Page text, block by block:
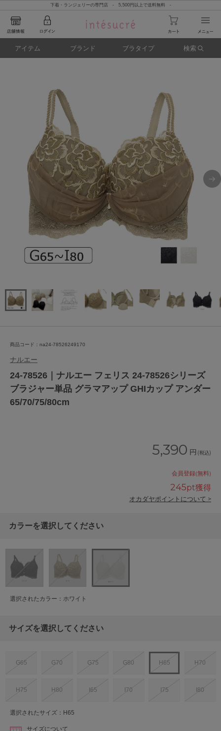
下着・ランジェリーの専門店 - 5,500円以上で送料無料 -
アイテム ブランド ブラタイプ 検索
商品コード：na24-78526249170
ナルエー
24-78526｜ナルエー フェリス 24-78526シリーズ
ブラジャー単品 グラマアップ GHIカップ アンダー
65/70/75/80cm
5,390 円 (税込)
会員登録(無料)
245pt獲得
オカダヤポイントについて >
カラーを選択してください
選択されたカラー：ホワイト
サイズを選択してください
G65 G70 G75 G80 H65 H70
H75 H80 I65 I70 I75 I80
選択されたサイズ：H65
サイズについて